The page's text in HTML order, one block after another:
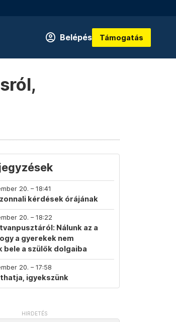
Belépés Támogatás
20. – 18:41
kérdések órájának
20. – 18:22
Nálunk az a
a gyerekek nem
bele a szülők dolgaiba
20. – 17:58
igyekszünk